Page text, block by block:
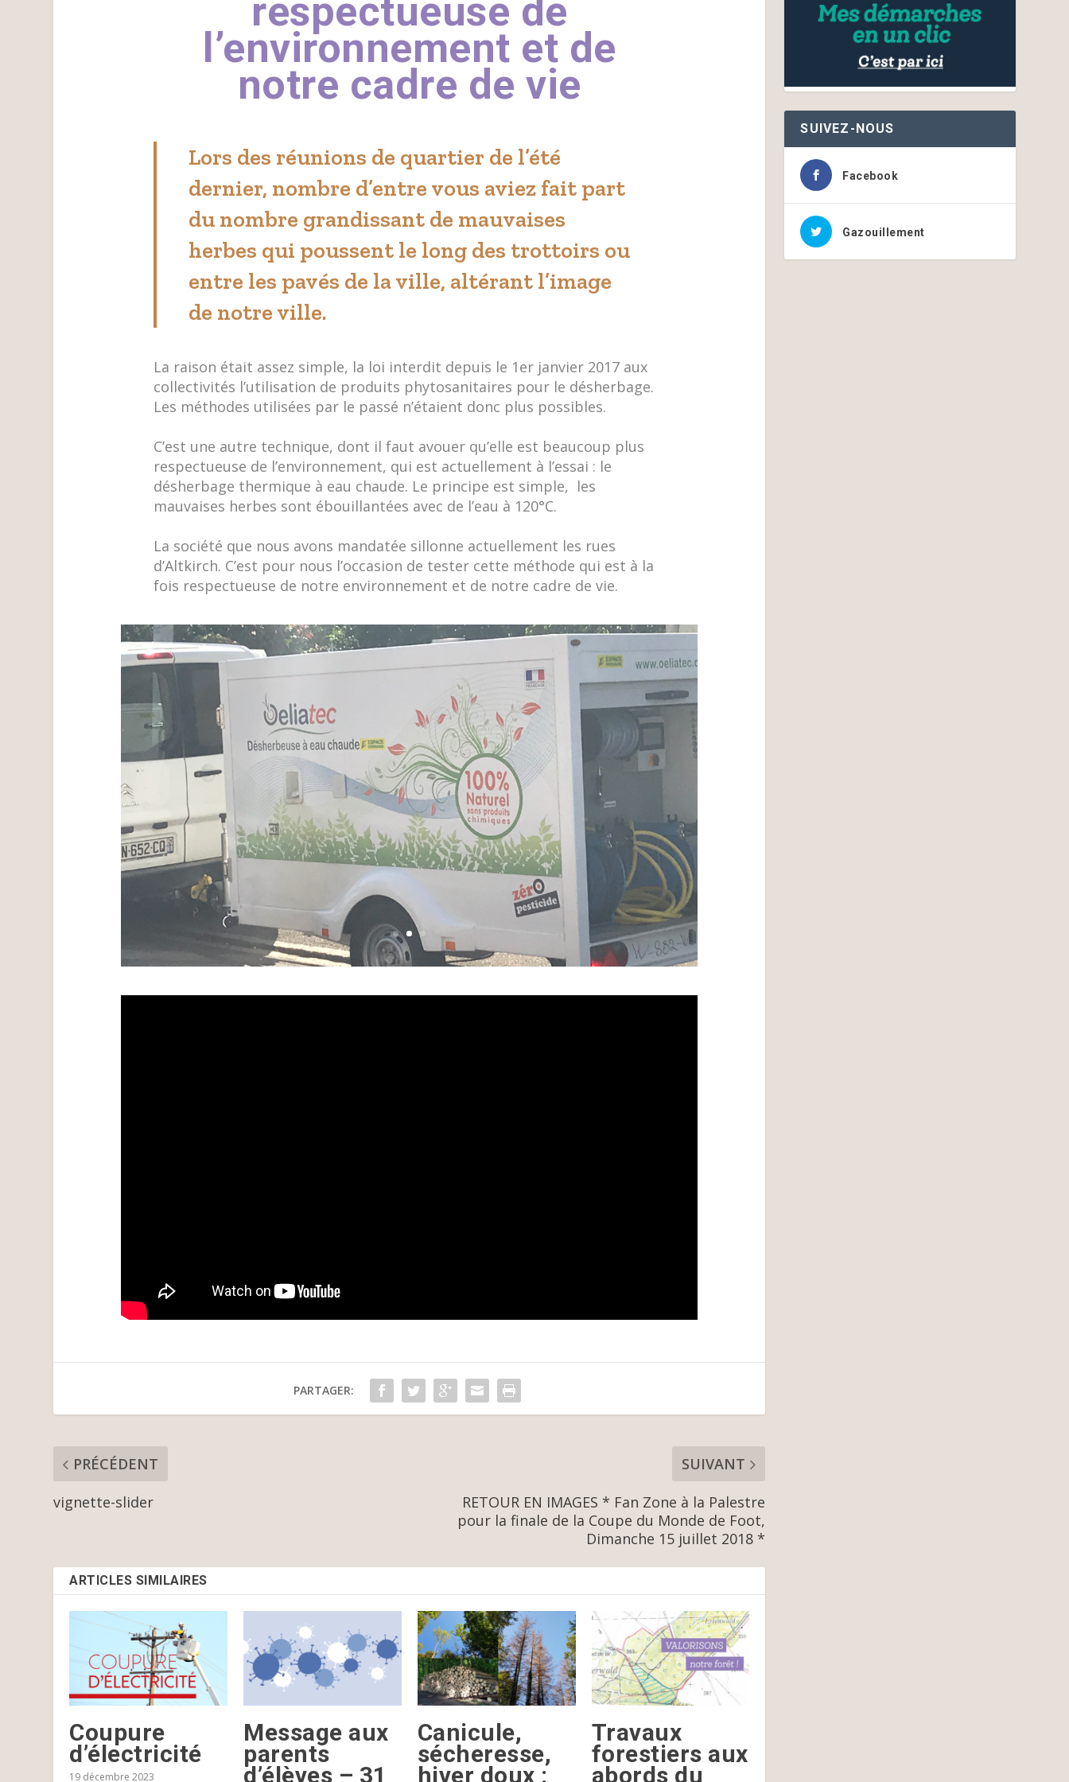
respectueuse de
l’environnement et de
notre cadre de vie
Lors des réunions de quartier de l’été
dernier, nombre d’entre vous aviez fait part
du nombre grandissant de mauvaises
herbes qui poussent le long des trottoirs ou
entre les pavés de la ville, altérant l’image
de notre ville.
La raison était assez simple, la loi interdit depuis le 1er janvier 2017 aux
collectivités l’utilisation de produits phytosanitaires pour le désherbage.
Les méthodes utilisées par le passé n’étaient donc plus possibles.
C’est une autre technique, dont il faut avouer qu’elle est beaucoup plus
respectueuse de l’environnement, qui est actuellement à l’essai : le
désherbage thermique à eau chaude. Le principe est simple, les
mauvaises herbes sont ébouillantées avec de l’eau à 120°C.
La société que nous avons mandatée sillonne actuellement les rues
d’Altkirch. C’est pour nous l’occasion de tester cette méthode qui est à la
fois respectueuse de notre environnement et de notre cadre de vie.
PARTAGER:
PRÉCÉDENT
vignette-slider
SUIVANT
RETOUR EN IMAGES * Fan Zone à la Palestre
pour la finale de la Coupe du Monde de Foot,
Dimanche 15 juillet 2018 *
ARTICLES SIMILAIRES
Coupure
d’électricité
19 décembre 2023
Message aux
parents
d’élèves – 31
Canicule,
sécheresse,
hiver doux :
Travaux
forestiers aux
abords du
SUIVEZ-NOUS
Facebook
Gazouillement